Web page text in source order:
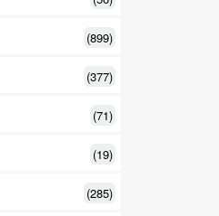
(899)
(377)
(71)
(19)
(285)